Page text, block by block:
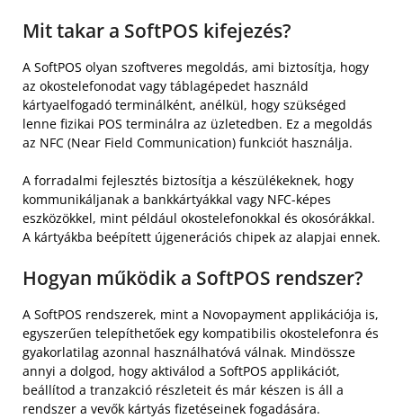
Mit takar a SoftPOS kifejezés?
A SoftPOS olyan szoftveres megoldás, ami biztosítja, hogy
az okostelefonodat vagy táblagépedet használd
kártyaelfogadó terminálként, anélkül, hogy szükséged
lenne fizikai POS terminálra az üzletedben. Ez a megoldás
az NFC (Near Field Communication) funkciót használja.
A forradalmi fejlesztés biztosítja a készülékeknek, hogy
kommunikáljanak a bankkártyákkal vagy NFC-képes
eszközökkel, mint például okostelefonokkal és okosórákkal.
A kártyákba beépített újgenerációs chipek az alapjai ennek.
Hogyan működik a SoftPOS rendszer?
A SoftPOS rendszerek, mint a Novopayment applikációja is,
egyszerűen telepíthetőek egy kompatibilis okostelefonra és
gyakorlatilag azonnal használhatóvá válnak. Mindössze
annyi a dolgod, hogy aktiválod a SoftPOS applikációt,
beállítod a tranzakció részleteit és már készen is áll a
rendszer a vevők kártyás fizetéseinek fogadására.